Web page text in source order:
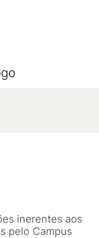
inerentes aos
pelo Campus